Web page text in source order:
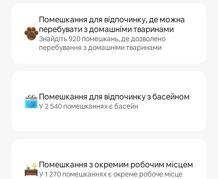
Помешкання для відпочинку, де можна
перебувати з домашніми тваринами
Знайдіть 920 помешкань, де дозволено
перебування з домашніми тваринами
Помешкання для відпочинку з басейном
У 2 540 помешканнях є басейн
Помешкання з окремим робочим місцем
У 1 270 помешканнях є окреме робоче місце